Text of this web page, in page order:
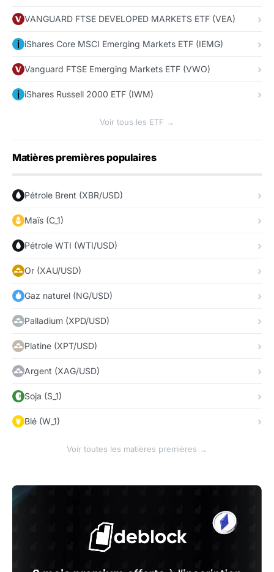
VANGUARD FTSE DEVELOPED MARKETS ETF (VEA)
iShares Core MSCI Emerging Markets ETF (IEMG)
Vanguard FTSE Emerging Markets ETF (VWO)
iShares Russell 2000 ETF (IWM)
Voir tous les ETF →
Matières premières populaires
Pétrole Brent (XBR/USD)
Maïs (C_1)
Pétrole WTI (WTI/USD)
Or (XAU/USD)
Gaz naturel (NG/USD)
Palladium (XPD/USD)
Platine (XPT/USD)
Argent (XAG/USD)
Soja (S_1)
Blé (W_1)
Voir toutes les matières premières →